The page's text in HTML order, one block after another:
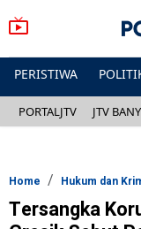
PERISTIWA
PORTALJTV JTV
Home Hukum dan
Tersangka